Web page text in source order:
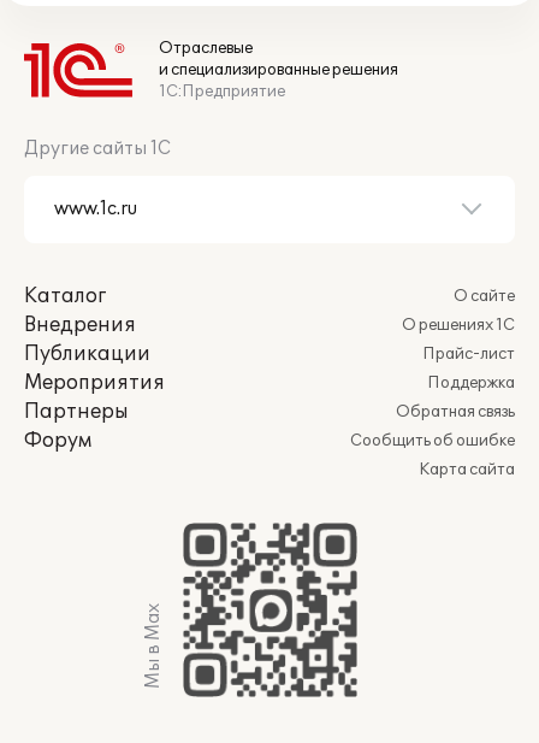
Отраслевые
и специализированные решения
1С:Предприятие
Другие сайты 1С
Каталог
Внедрения
Публикации
Мероприятия
Партнеры
Форум
О сайте
О решениях 1С
Прайс-лист
Поддержка
Обратная связь
Сообщить об ошибке
Карта сайта
Мы в Max